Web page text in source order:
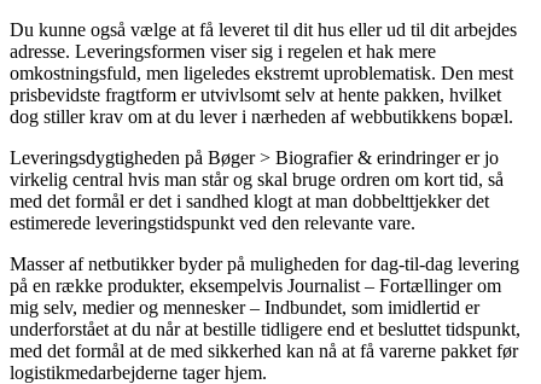
Du kunne også vælge at få leveret til dit hus eller ud til dit arbejdes
adresse. Leveringsformen viser sig i regelen et hak mere
omkostningsfuld, men ligeledes ekstremt uproblematisk. Den mest
prisbevidste fragtform er utvivlsomt selv at hente pakken, hvilket
dog stiller krav om at du lever i nærheden af webbutikkens bopæl.
Leveringsdygtigheden på Bøger > Biografier & erindringer er jo
virkelig central hvis man står og skal bruge ordren om kort tid, så
med det formål er det i sandhed klogt at man dobbelttjekker det
estimerede leveringstidspunkt ved den relevante vare.
Masser af netbutikker byder på muligheden for dag-til-dag levering
på en række produkter, eksempelvis Journalist – Fortællinger om
mig selv, medier og mennesker – Indbundet, som imidlertid er
underforstået at du når at bestille tidligere end et besluttet tidspunkt,
med det formål at de med sikkerhed kan nå at få varerne pakket før
logistikmedarbejderne tager hjem.